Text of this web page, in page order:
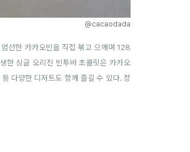
@cacaodada
선한 카카오빈을 직접 볶고 으깨며 128
한 싱글 오리진 빈투바 초콜릿은 카카오
다양한 디저트도 함께 즐길 수 있다. 정